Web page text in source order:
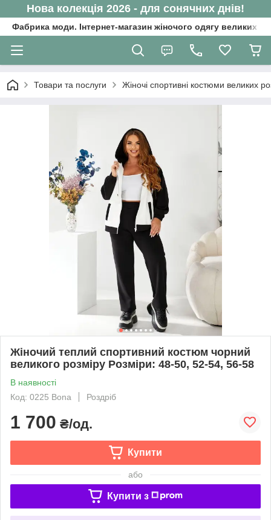
Нова колекція 2026 - для сонячних днів!
Фабрика моди. Інтернет-магазин жіночого одягу великих
Товари та послуги Жіночі спортивні костюми великих
Жіночий теплий спортивний костюм чорний
великого розміру Розміри: 48-50, 52-54, 56-58
В наявності
Код: 0225 Bona
Роздріб
1 700 ₴/од.
Купити
або
Купити з